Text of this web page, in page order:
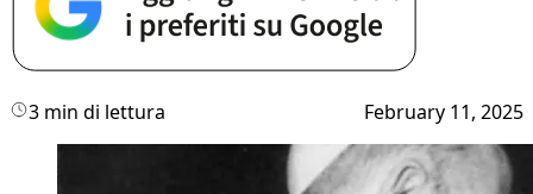
3 min di lettura February 11, 2025